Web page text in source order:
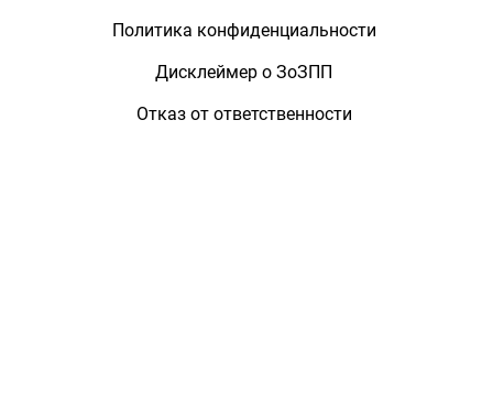
Политика конфиденциальности
Дисклеймер о ЗоЗПП
Отказ от ответственности